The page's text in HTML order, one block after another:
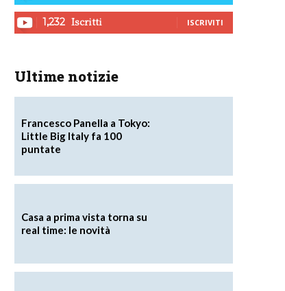
1,232 Iscritti ISCRIVITI
Ultime notizie
Francesco Panella a Tokyo:
Little Big Italy fa 100
puntate
Casa a prima vista torna su
real time: le novità